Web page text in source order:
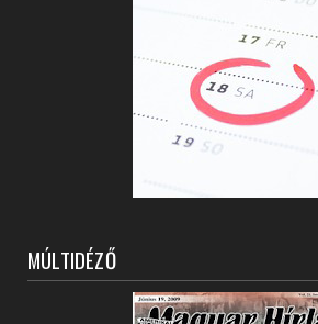
MÚLTIDÉZŐ